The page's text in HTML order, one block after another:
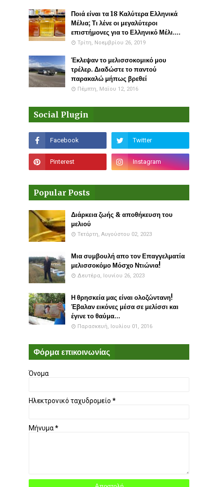
Ποιά είναι τα 18 Καλύτερα Ελληνικά
Μέλια; Τι λένε οι μεγαλύτεροι
επιστήμονες για το Ελληνικό Μέλι....
Τρίτη, Νοεμβρίου 26, 2019
Έκλεψαν το μελισσοκομικό μου
τρέλερ. Διαδώστε το παντού
παρακαλώ μήπως βρεθεί
Πέμπτη, Μαΐου 12, 2016
Social Plugin
Popular Posts
Διάρκεια ζωής & αποθήκευση του
μελιού
Τετάρτη, Αυγούστου 02, 2023
Μια συμβουλή απο τον Επαγγελματία
μελισσοκόμο Μόσχο Ντιώνια!
Δευτέρα, Ιουνίου 26, 2023
Η θρησκεία μας είναι ολοζώντανη!
Έβαλαν εικόνες μέσα σε μελίσσι και
έγινε το θαύμα...
Παρασκευή, Ιουλίου 01, 2016
Φόρμα επικοινωνίας
Όνομα
Ηλεκτρονικό ταχυδρομείο *
Μήνυμα*